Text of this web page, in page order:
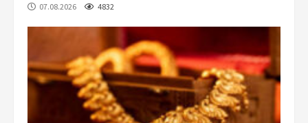
07.08.2026 4832